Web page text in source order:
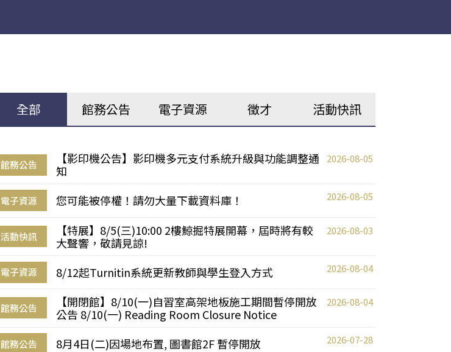
全部 館務公告 電子資源 徵才 活動快訊
館務公告
【影印機公告】影印機多元支付系統升級與功能調整通
知
2026-08-05
電子資源 您可能被停權！請勿大量下載資料庫！ 2026-08-05
活動快訊
【特展】8/5(三)10:00 2樓鯨掘特展開幕，屆時將有較
大聲響，敬請見諒!
2026-08-03
電子資源 8/12起Turnitin系統更新教師與學生登入方式 2026-08-04
館務公告
【開閉館】8/10(一)自習室高架地板施工期間暫停開放
公告 8/10(一) Reading Room Closure Notice
2026-08-04
館務公告 8月4日(二)因場地布置, 圖書館2F 暫停開放 2026-07-28